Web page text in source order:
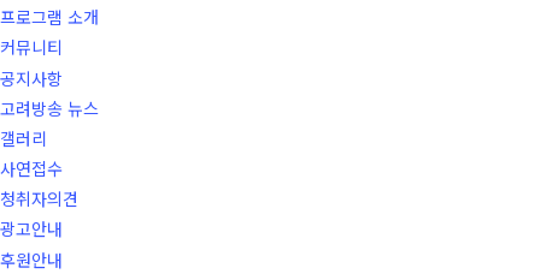
프로그램 소개
커뮤니티
공지사항
고려방송 뉴스
갤러리
사연접수
청취자의견
광고안내
후원안내